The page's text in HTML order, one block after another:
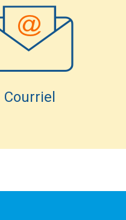
Courriel